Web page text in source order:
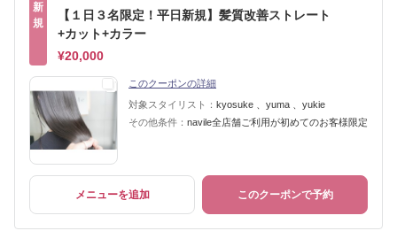
新
規
【１日３名限定！平日新規】髪質改善ストレート
+カット+カラー
¥20,000
このクーポンの詳細
対象スタイリスト： kyosuke 、yuma 、yukie
その他条件： navile全店舗ご利用が初めてのお客様限定
メニューを追加 このクーポンで予約